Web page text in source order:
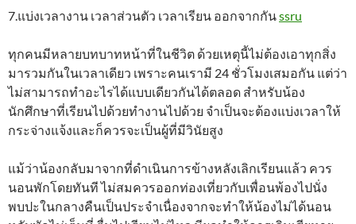
7.แบ่งเวลางาน เวลาส่วนตัว เวลาเรียน ออกจากกันssru
ทุกคนมีหลายบทบาทหน้าที่ในชีวิต ด้วยเหตุนี้ไม่ต้องเอาทุกสิ่ง
มารวมกันในเวลาเดียว เพราะคนเรามี 24 ชั่วโมงเสมอกัน แต่ว่า
ไม่สามารถทำอะไรได้แบบเดียวกันได้ตลอด สำหรับน้อง
นักศึกษาที่เรียนไปด้วยทำงานไปด้วย จำเป็นจะต้องแบ่งเวลาให้
กระจ่างแจ้งและก็ควรจะเป็นผู้ที่มีวินัยสูง
แม้ว่าน้องกลับมาจากที่ดำเนินการข้างหลังเลิกเรียนแล้ว ควร
นอนพักโดยทันที ไม่สมควรออกท่องเที่ยวกับเพื่อนพ้องไปนั่ง
พบปะในกลางคืนเป็นประจำเนื่องจากจะทำให้น้องไม่ได้นอน